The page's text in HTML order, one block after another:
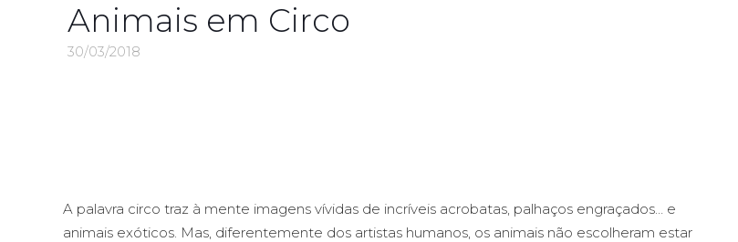
Animais em Circo
30/03/2018
A palavra circo traz à mente imagens vívidas de incríveis acrobatas, palhaços engraçados… e
animais exóticos. Mas, diferentemente dos artistas humanos, os animais não escolheram estar